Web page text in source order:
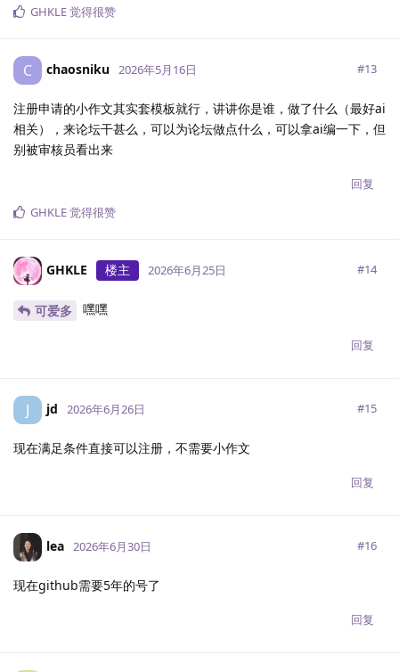
GHKLE觉得很赞
C chaosniku 2026年5月16日 #13
注册申请的小作文其实套模板就行，讲讲你是谁，做了什么（最好ai
相关），来论坛干甚么，可以为论坛做点什么，可以拿ai编一下，但
别被审核员看出来
回复
GHKLE觉得很赞
GHKLE 楼主 2026年6月25日 #14
可爱多 嘿嘿
回复
J jd 2026年6月26日 #15
现在满足条件直接可以注册，不需要小作文
回复
lea 2026年6月30日 #16
现在github需要5年的号了
回复